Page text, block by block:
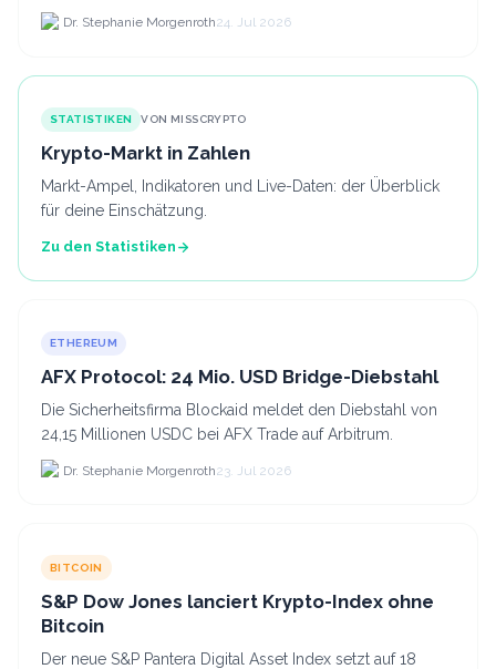
plant den Verkauf zweier Texas-Standorte für.
Dr. Stephanie Morgenroth24. Jul 2026
STATISTIKEN VON MISSCRYPTO
Krypto-Markt in Zahlen
Markt-Ampel, Indikatoren und Live-Daten: der Überblick
für deine Einschätzung.
Zu den Statistiken
ETHEREUM
AFX Protocol: 24 Mio. USD Bridge-Diebstahl
Die Sicherheitsfirma Blockaid meldet den Diebstahl von
24,15 Millionen USDC bei AFX Trade auf Arbitrum.
Dr. Stephanie Morgenroth23. Jul 2026
BITCOIN
S&P Dow Jones lanciert Krypto-Index ohne
Bitcoin
Der neue S&P Pantera Digital Asset Index setzt auf 18